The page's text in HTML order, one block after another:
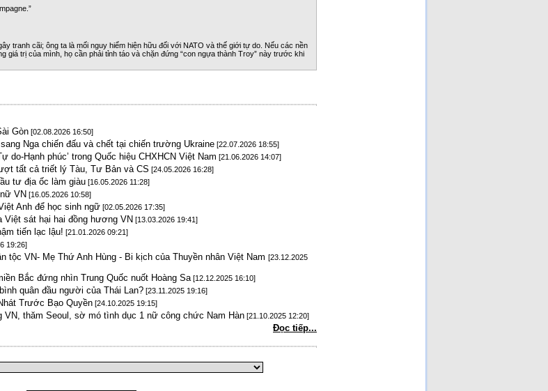
tranh cãi; ông ta là mối nguy hiểm hiện hữu đối với NATO và thế giới tự do. Nếu các nền
giá trị của mình, họ cần phải tỉnh táo và chặn đứng “con ngựa thành Troy” này trước khi
Gòn [02.08.2026 16:50]
Nga chiến đấu và chết tại chiến trường Ukraine [22.07.2026 18:55]
do-Hạnh phúc’ trong Quốc hiệu CHXHCN Việt Nam [21.06.2026 14:07]
tất cả triết lý Tàu, Tư Bản và CS [24.05.2026 16:28]
tư địa ốc làm giàu [16.05.2026 11:28]
VN [16.05.2026 10:58]
Anh để học sinh ngữ [02.05.2026 17:35]
Việt sát hại hai đồng hương VN [13.03.2026 19:41]
tiến lạc lậu! [21.01.2026 09:21]
19:26]
tộc VN- Mẹ Thứ Anh Hùng - Bi kịch của Thuyền nhân Việt Nam [23.12.2025
Bắc đứng nhìn Trung Quốc nuốt Hoàng Sa [12.12.2025 16:10]
quân đầu người của Thái Lan? [23.11.2025 19:16]
Trước Bạo Quyền [24.10.2025 19:15]
thăm Seoul, sờ mó tình dục 1 nữ công chức Nam Hàn [21.10.2025 12:20]
Đọc tiếp...